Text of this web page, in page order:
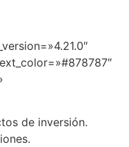
de inversión.